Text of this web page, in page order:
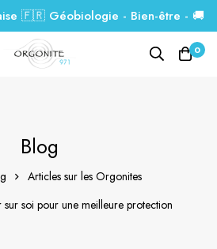
🇫🇷 Géobiologie - Bien-être - 🚚
99€.
0
Blog
Articles sur les Orgonites
soi pour une meilleure protection